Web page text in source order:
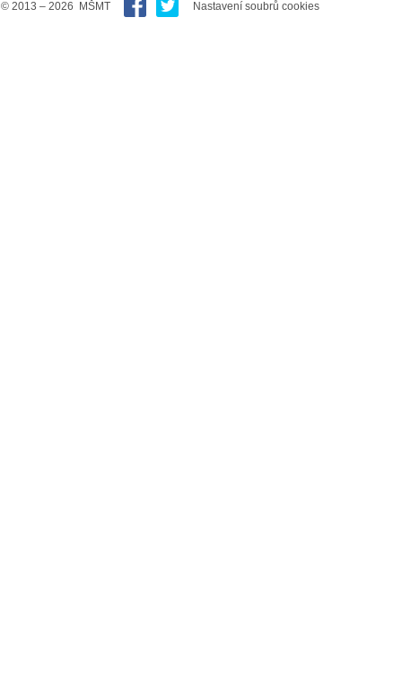
© 2013 – 2026 MŠMT Nastavení soubrů cookies